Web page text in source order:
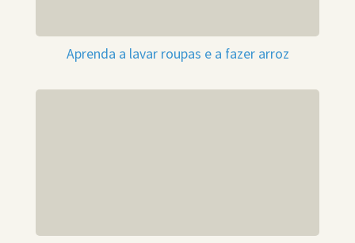
Aprenda a lavar roupas e a fazer arroz